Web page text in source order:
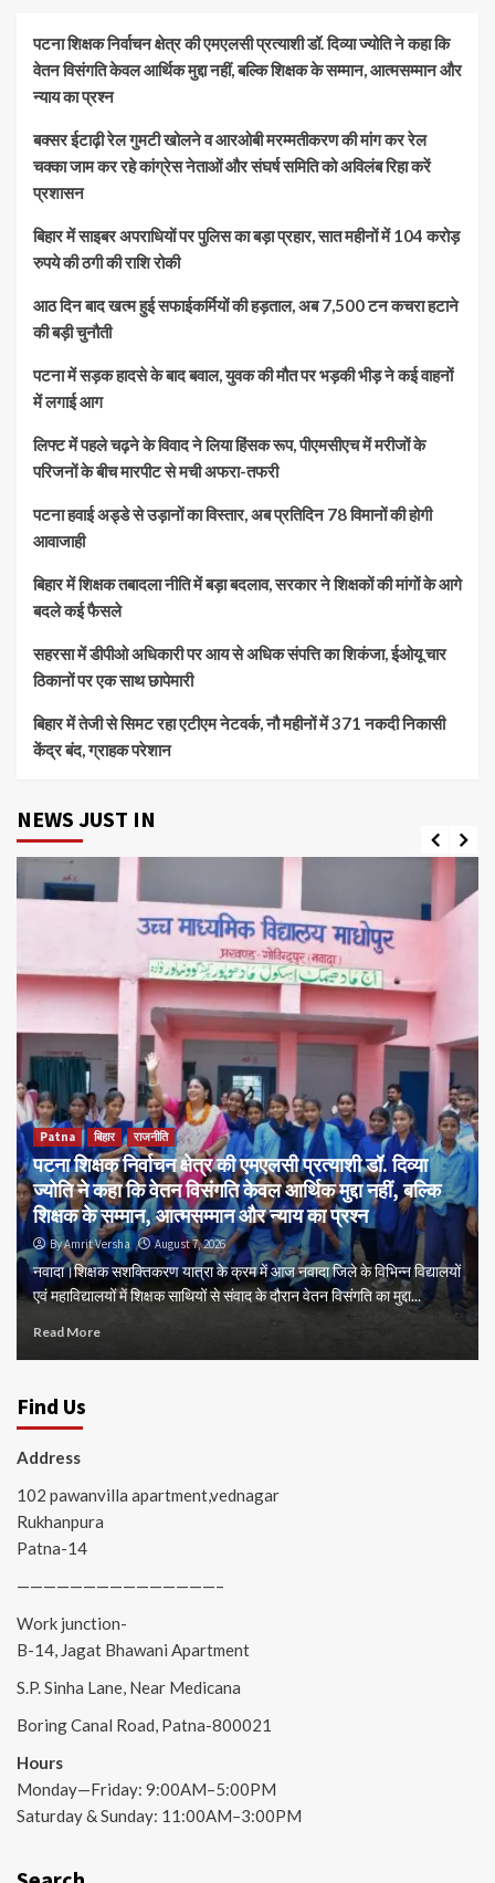
पटना शिक्षक निर्वाचन क्षेत्र की एमएलसी प्रत्याशी डॉ. दिव्या ज्योति ने कहा कि
वेतन विसंगति केवल आर्थिक मुद्दा नहीं, बल्कि शिक्षक के सम्मान, आत्मसम्मान और
न्याय का प्रश्न
बक्सर ईटाढ़ी रेल गुमटी खोलने व आरओबी मरम्मतीकरण की मांग कर रेल
चक्का जाम कर रहे कांग्रेस नेताओं और संघर्ष समिति को अविलंब रिहा करें
प्रशासन
बिहार में साइबर अपराधियों पर पुलिस का बड़ा प्रहार, सात महीनों में 104 करोड़
रुपये की ठगी की राशि रोकी
आठ दिन बाद खत्म हुई सफाईकर्मियों की हड़ताल, अब 7,500 टन कचरा हटाने
की बड़ी चुनौती
पटना में सड़क हादसे के बाद बवाल, युवक की मौत पर भड़की भीड़ ने कई वाहनों
में लगाई आग
लिफ्ट में पहले चढ़ने के विवाद ने लिया हिंसक रूप, पीएमसीएच में मरीजों के
परिजनों के बीच मारपीट से मची अफरा-तफरी
पटना हवाई अड्डे से उड़ानों का विस्तार, अब प्रतिदिन 78 विमानों की होगी
आवाजाही
बिहार में शिक्षक तबादला नीति में बड़ा बदलाव, सरकार ने शिक्षकों की मांगों के आगे
बदले कई फैसले
सहरसा में डीपीओ अधिकारी पर आय से अधिक संपत्ति का शिकंजा, ईओयू चार
ठिकानों पर एक साथ छापेमारी
बिहार में तेजी से सिमट रहा एटीएम नेटवर्क, नौ महीनों में 371 नकदी निकासी
केंद्र बंद, ग्राहक परेशान
NEWS JUST IN
Patna बिहार राजनीति
पटना शिक्षक निर्वाचन क्षेत्र की एमएलसी प्रत्याशी डॉ. दिव्या
ज्योति ने कहा कि वेतन विसंगति केवल आर्थिक मुद्दा नहीं, बल्कि
शिक्षक के सम्मान, आत्मसम्मान और न्याय का प्रश्न
By Amrit Versha August 7, 2026
नवादा।शिक्षक सशक्तिकरण यात्रा के क्रम में आज नवादा जिले के विभिन्न विद्यालयों
एवं महाविद्यालयों में शिक्षक साथियों से संवाद के दौरान वेतन विसंगति का मुद्दा...
Read More
Find Us
Address
102 pawanvilla apartment,vednagar
Rukhanpura
Patna-14
———————————————–
Work junction-
B-14, Jagat Bhawani Apartment
S.P. Sinha Lane, Near Medicana
Boring Canal Road, Patna-800021
Hours
Monday—Friday: 9:00AM–5:00PM
Saturday & Sunday: 11:00AM–3:00PM